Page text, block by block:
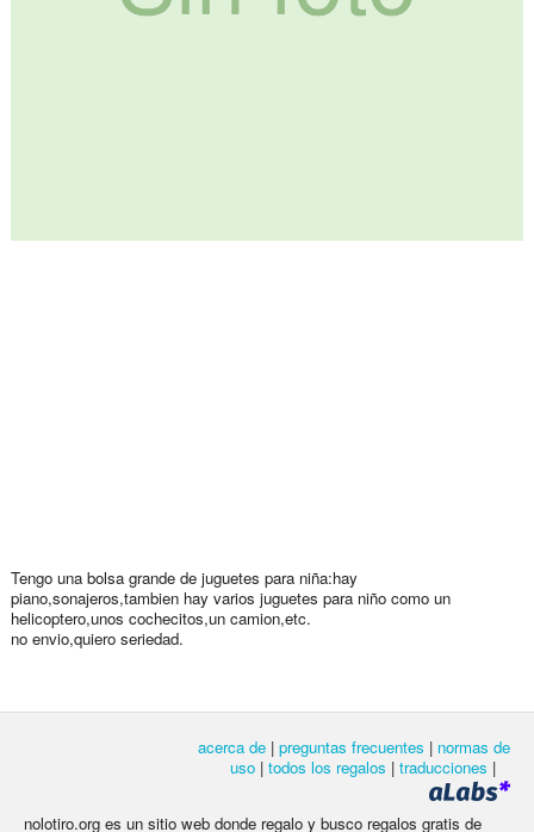
Tengo una bolsa grande de juguetes para niña:hay
piano,sonajeros,tambien hay varios juguetes para niño como un
helicoptero,unos cochecitos,un camion,etc.
no envio,quiero seriedad.
acerca de | preguntas frecuentes | normas de
uso | todos los regalos | traducciones |
nolotiro.org es un sitio web donde regalo y busco regalos gratis de